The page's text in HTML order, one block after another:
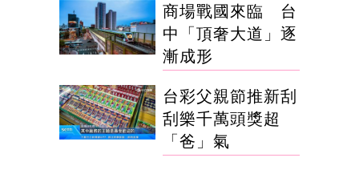
商場戰國來臨 台
中「頂奢大道」逐
漸成形
台彩父親節推新刮
刮樂千萬頭獎超
「爸」氣